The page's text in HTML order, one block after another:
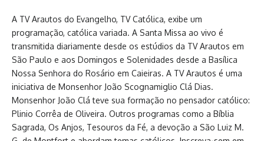
A TV Arautos do Evangelho, TV Católica, exibe um
programação, católica variada. A Santa Missa ao vivo é
transmitida diariamente desde os estúdios da TV Arautos em
São Paulo e aos Domingos e Solenidades desde a Basílica
Nossa Senhora do Rosário em Caieiras. A TV Arautos é uma
iniciativa de Monsenhor João Scognamiglio Clá Dias.
Monsenhor João Clá teve sua formação no pensador católico:
Plinio Corrêa de Oliveira. Outros programas como a Bíblia
Sagrada, Os Anjos, Tesouros da Fé, a devoção a São Luiz M.